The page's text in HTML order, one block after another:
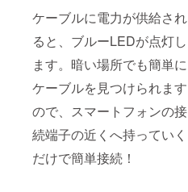
ケーブルに電力が供給され
ると、ブルーLEDが点灯し
ます。暗い場所でも簡単に
ケーブルを見つけられます
ので、スマートフォンの接
続端子の近くへ持っていく
だけで簡単接続！